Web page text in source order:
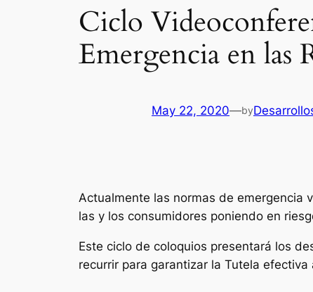
Ciclo
Emergencia en las
May 22, 2020—by
Actualmente las normas de emergencia
las y los consumidores poniendo en
Este ciclo de coloquios presentará los
recurrir para garantizar la Tutela